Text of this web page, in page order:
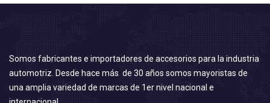
Somos fabricantes e importadores de accesorios para la industria
automotriz. Desde hace más de 30 años somos mayoristas de
una amplia variedad de marcas de 1er nivel nacional e